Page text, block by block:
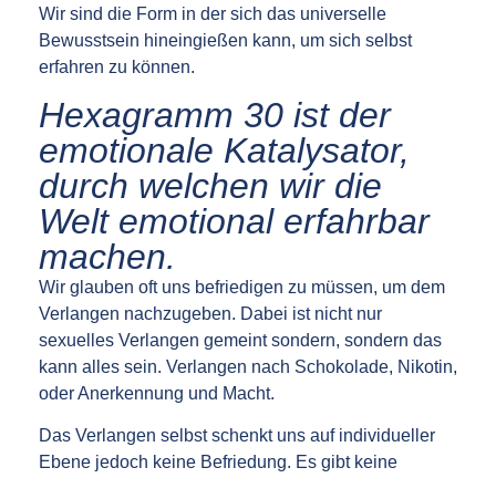
Wir sind die Form in der sich das universelle
Bewusstsein hineingießen kann, um sich selbst
erfahren zu können.
Hexagramm 30 ist der
emotionale Katalysator,
durch welchen wir die
Welt emotional erfahrbar
machen.
Wir glauben oft uns befriedigen zu müssen, um dem
Verlangen nachzugeben. Dabei ist nicht nur
sexuelles Verlangen gemeint sondern, sondern das
kann alles sein. Verlangen nach Schokolade, Nikotin,
oder Anerkennung und Macht.
Das Verlangen selbst schenkt uns auf individueller
Ebene jedoch keine Befriedung. Es gibt keine